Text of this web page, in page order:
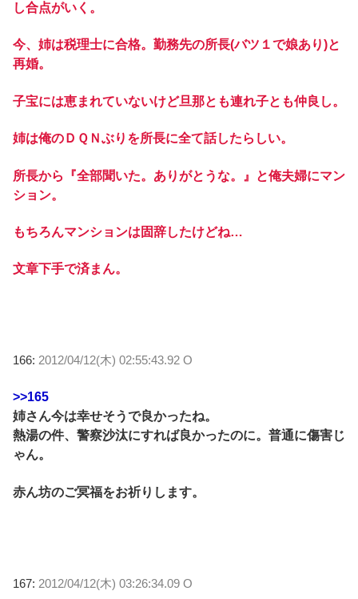
し合点がいく。
今、姉は税理士に合格。勤務先の所長(バツ１で娘あり)と
再婚。
子宝には恵まれていないけど旦那とも連れ子とも仲良し。
姉は俺のＤＱＮぶりを所長に全て話したらしい。
所長から『全部聞いた。ありがとうな。』と俺夫婦にマン
ション。
もちろんマンションは固辞したけどね…
文章下手で済まん。
166: 2012/04/12(木) 02:55:43.92 O
>>165
姉さん今は幸せそうで良かったね。
熱湯の件、警察沙汰にすれば良かったのに。普通に傷害じ
ゃん。
赤ん坊のご冥福をお祈りします。
167: 2012/04/12(木) 03:26:34.09 O